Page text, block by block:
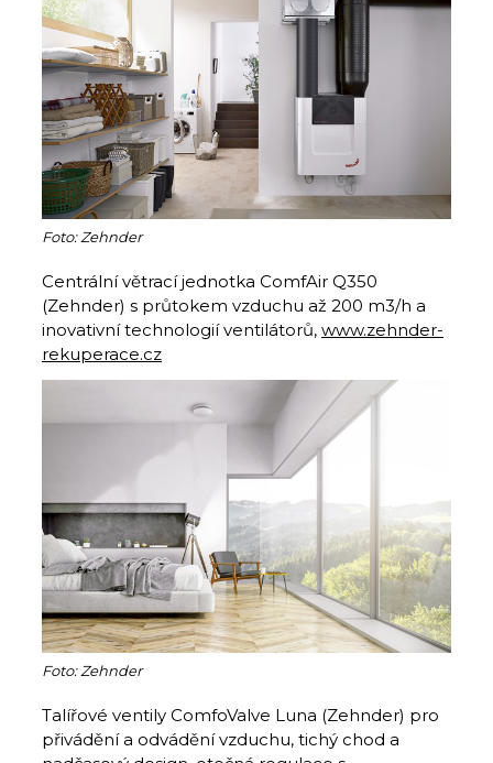
Foto: Zehnder
Centrální větrací jednotka ComfAir Q350
(Zehnder) s průtokem vzduchu až 200 m3/h a
inovativní technologií ventilátorů, www.zehnder-
rekuperace.cz
Foto: Zehnder
Talířové ventily ComfoValve Luna (Zehnder) pro
přivádění a odvádění vzduchu, tichý chod a